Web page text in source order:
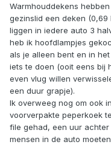
Warmhouddekens
gezinslid een deken
liggen in iedere auto 3
heb ik hoofdlampjes
als je alleen bent en in
iets te doen (ooit eens bij
even vlug willen
een duur grapje).
Ik overweeg nog om ook
voorverpakte peperkoek
file gehad, een uur
mensen in de auto